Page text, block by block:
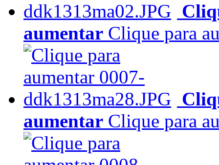
aumentar Clique para
aumentar Clique para